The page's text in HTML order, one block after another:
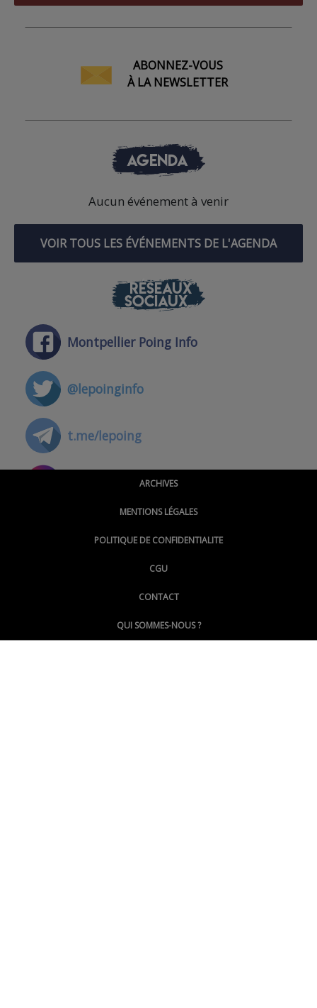
ABONNEZ-VOUS
À LA NEWSLETTER
AGENDA
Aucun événement à venir
VOIR TOUS LES ÉVÉNEMENTS DE L'AGENDA
RÉSEAUX
SOCIAUX
Montpellier Poing Info
@lepoinginfo
t.me/lepoing
@montpellierpoinginfo
@LePoingMontpellier
ARCHIVES
MENTIONS LÉGALES
POLITIQUE DE CONFIDENTIALITE
CGU
CONTACT
QUI SOMMES-NOUS ?